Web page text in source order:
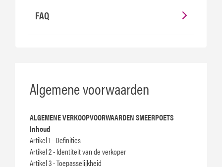
FAQ
Algemene voorwaarden
ALGEMENE VERKOOPVOORWAARDEN SMEERPOETS
Inhoud
Artikel 1 - Definities
Artikel 2 - Identiteit van de verkoper
Artikel 3 - Toepasselijkheid